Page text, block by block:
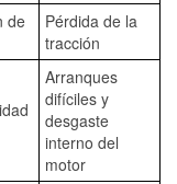
de
Pérdida de la
tracción
Arranques
difíciles y
desgaste
interno del
motor